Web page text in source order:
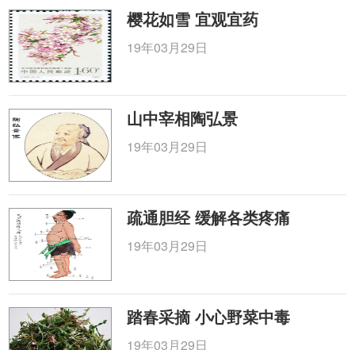
显微鉴别粉末特征：①淀粉粒众多，单粒椭圆
形、广卵圆形或蚌壳形，长5-21μm，直径5-13μm，
脐点缝状，层纹不明显。②子叶薄壁细胞壁做呈链珠
状，隐约可见纹孔域，纹孔类三角形或稍延长，排列
紧密。③种皮表皮细胞表面现类多角形或不规则形，
气孔保卫细胞新月形，细胞现网格样纹理，副卫细胞
4-7。④胚根细胞长方形，排列整齐，墨菲薄，有的含
脂肪油滴。
【化学成份】含碳水化合物（62％），蛋白质
（6.6％），脂肪（2.0％），钙（0.089 ％），磷
（0.285％），铁（0.0064％）。脂肪中脂肪酸组成：
肉豆蔻酸（myristic acid）0.04％，棕榈酸
（palmiticacid)17.32％，油酸（oleic acid）
21.91％，亚油酸（linoleicacid）54.17％，亚麻酸
(linolenic acid)6.19％。果实含和乌胺
樱花如雪 宜观宜药
19年03月29日
山中宰相陶弘景
19年03月29日
疏通胆经 缓解各类疼痛
19年03月29日
踏春采摘 小心野菜中毒
19年03月29日